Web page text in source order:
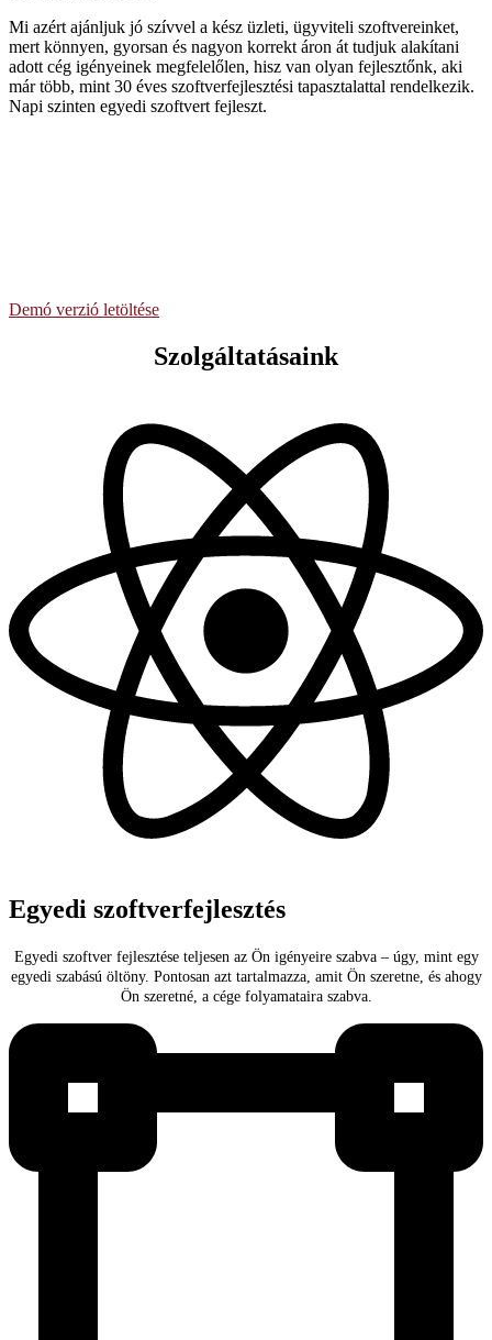
Mi azért ajánljuk jó szívvel a kész üzleti, ügyviteli szoftvereinket,
mert könnyen, gyorsan és nagyon korrekt áron át tudjuk alakítani
adott cég igényeinek megfelelőlen, hisz van olyan fejlesztőnk, aki
már több, mint 30 éves szoftverfejlesztési tapasztalattal rendelkezik.
Napi szinten egyedi szoftvert fejleszt.
Demó verzió letöltése
Szolgáltatásaink
Egyedi szoftverfejlesztés
Egyedi szoftver fejlesztése teljesen az Ön igényeire szabva – úgy, mint egy
egyedi szabású öltöny. Pontosan azt tartalmazza, amit Ön szeretne, és ahogy
Ön szeretné, a cége folyamataira szabva.